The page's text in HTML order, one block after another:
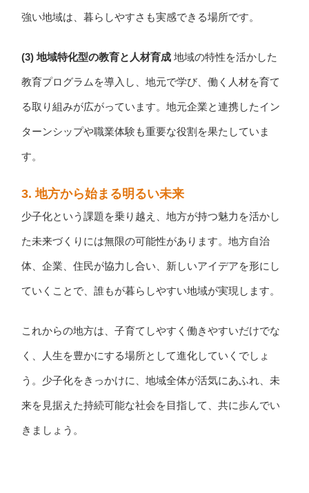
強い地域は、暮らしやすさも実感できる場所です。
(3) 地域特化型の教育と人材育成 地域の特性を活かした
教育プログラムを導入し、地元で学び、働く人材を育て
る取り組みが広がっています。地元企業と連携したイン
ターンシップや職業体験も重要な役割を果たしていま
す。
3. 地方から始まる明るい未来
少子化という課題を乗り越え、地方が持つ魅力を活かし
た未来づくりには無限の可能性があります。地方自治
体、企業、住民が協力し合い、新しいアイデアを形にし
ていくことで、誰もが暮らしやすい地域が実現します。
これからの地方は、子育てしやすく働きやすいだけでな
く、人生を豊かにする場所として進化していくでしょ
う。少子化をきっかけに、地域全体が活気にあふれ、未
来を見据えた持続可能な社会を目指して、共に歩んでい
きましょう。